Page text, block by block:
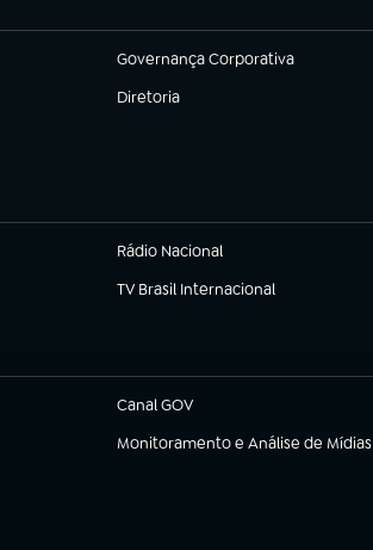
Governança Corporativa
(abre em nova aba)
Diretoria
(abre em nova aba)
Rádio Nacional
TV Brasil Internacional
(abre em nova aba)
Canal GOV
(abre em nova aba)
Monitoramento e Análise de Mídias
(abre em nova aba)